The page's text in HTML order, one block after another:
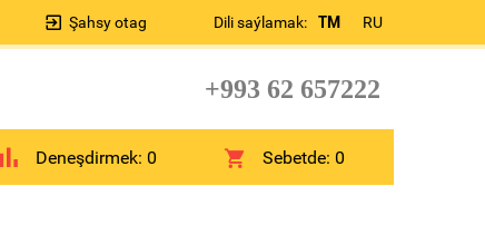
Dili saýlamak: TM RU
Şahsy otag
+993 62 657222
Deneşdirmek: 0 Sebetde:0